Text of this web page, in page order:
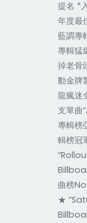
提名 *
年度最
藍調
專輯猛
掉老骨
動金
龍瘋迷
支單曲
專輯榜
輯榜
曲榜
★